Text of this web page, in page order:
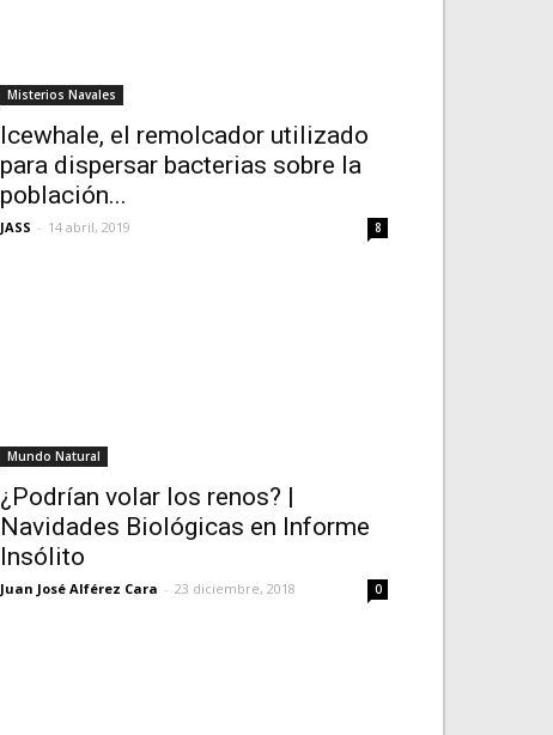
Misterios Navales
Icewhale, el remolcador utilizado
para dispersar bacterias sobre la
población...
JASS - 14 abril, 2019 8
Mundo Natural
¿Podrían volar los renos? |
Navidades Biológicas en Informe
Insólito
Juan José Alférez Cara - 23 diciembre, 2018 0